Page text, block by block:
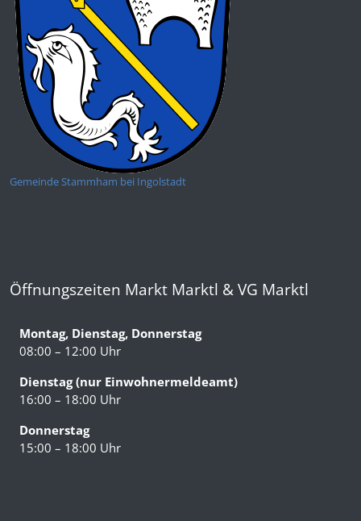
Gemeinde Stammham bei Ingolstadt
Öffnungszeiten Markt Marktl & VG Marktl
Montag, Dienstag, Donnerstag
08:00 – 12:00 Uhr
Dienstag (nur Einwohnermeldeamt)
16:00 – 18:00 Uhr
Donnerstag
15:00 – 18:00 Uhr